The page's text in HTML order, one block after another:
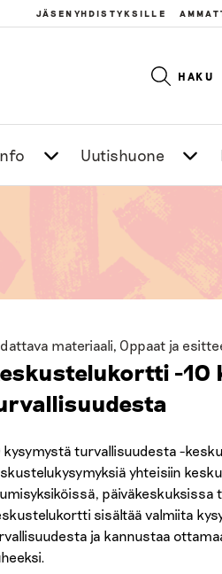
JÄSENYHDISTYKSILLE
HAKU
Uutishuone
materiaali, Oppaat ja
-10
kysymystä turvallisuudesta -
yhteisiin
päiväkeskuksissa
sisältää valmiita
ja kannustaa